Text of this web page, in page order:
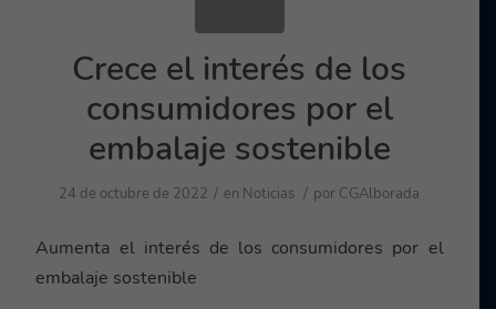
Crece el interés de los
consumidores por el
embalaje sostenible
24 de octubre de 2022 / en Noticias / por CGAlborada
Aumenta el interés de los consumidores por el
embalaje sostenible